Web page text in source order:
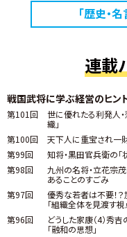
「歴史・
連載
戦国武将に学ぶ経営のヒン
第101回
世に優れたる利発人
織」
第100回 天下人に重宝され一
第99回
知将・黒田官兵衛の「
第98回
九州の名将・立花宗茂
あることのすごみ
第97回
優秀な若者は不要！
「組織全体を見渡す視
第96回
どうした家康（4）秀
「融和の思想」